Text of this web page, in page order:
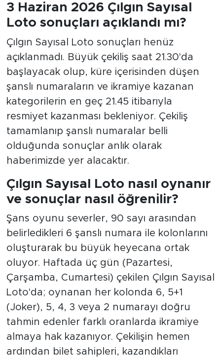
3 Haziran 2026 Çılgın Sayısal
Loto sonuçları açıklandı mı?
Çılgın Sayısal Loto sonuçları henüz
açıklanmadı. Büyük çekiliş saat 21.30'da
başlayacak olup, küre içerisinden düşen
şanslı numaraların ve ikramiye kazanan
kategorilerin en geç 21.45 itibarıyla
resmiyet kazanması bekleniyor. Çekiliş
tamamlanıp şanslı numaralar belli
olduğunda sonuçlar anlık olarak
haberimizde yer alacaktır.
Çılgın Sayısal Loto nasıl oynanır
ve sonuçlar nasıl öğrenilir?
Şans oyunu severler, 90 sayı arasından
belirledikleri 6 şanslı numara ile kolonlarını
oluşturarak bu büyük heyecana ortak
oluyor. Haftada üç gün (Pazartesi,
Çarşamba, Cumartesi) çekilen Çılgın Sayısal
Loto'da; oynanan her kolonda 6, 5+1
(Joker), 5, 4, 3 veya 2 numarayı doğru
tahmin edenler farklı oranlarda ikramiye
almaya hak kazanıyor. Çekilişin hemen
ardından bilet sahipleri, kazandıkları